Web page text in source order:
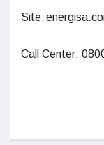
Site:
Call Center: